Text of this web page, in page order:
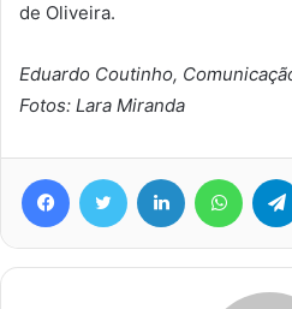
de Oliveira.
Eduardo Coutinho,
Fotos: Lara Miranda
FacebookTwitter Linkedin